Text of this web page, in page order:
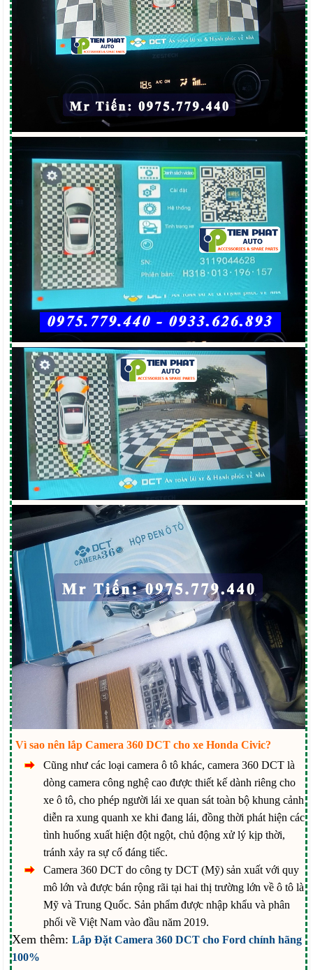
Vì sao nên lắp Camera 360 DCT cho xe Honda Civic?
Cũng như các loại camera ô tô khác, camera 360 DCT là
dòng camera công nghệ cao được thiết kế dành riêng cho
xe ô tô, cho phép người lái xe quan sát toàn bộ khung cảnh
diễn ra xung quanh xe khi đang lái, đồng thời phát hiện các
tình huống xuất hiện đột ngột, chủ động xử lý kịp thời,
tránh xảy ra sự cố đáng tiếc.
Camera 360 DCT do công ty DCT (Mỹ) sản xuất với quy
mô lớn và được bán rộng rãi tại hai thị trường lớn về ô tô là
Mỹ và Trung Quốc. Sản phẩm được nhập khẩu và phân
phối về Việt Nam vào đầu năm 2019.
Xem thêm:Lắp Đặt Camera 360 DCT cho Ford chính hãng
100%